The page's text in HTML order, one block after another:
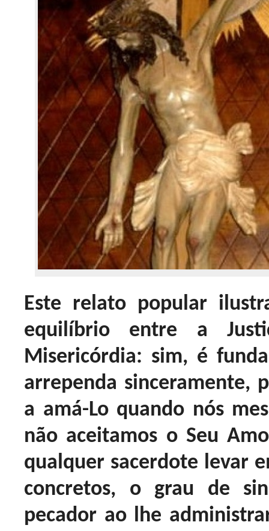
Este relato popular
equilíbrio entre a
Misericórdia: sim, é
arrependa sinceramente,
a amá-Lo quando nós
não aceitamos o Seu
qualquer sacerdote levar
concretos, o grau de
pecador ao lhe